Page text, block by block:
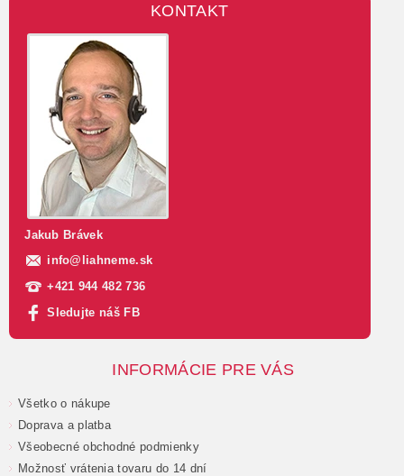
KONTAKT
Jakub Brávek
info@ liahneme.sk
+421 944 482 736
Sledujte náš FB
INFORMÁCIE PRE VÁS
Všetko o nákupe
Doprava a platba
Všeobecné obchodné podmienky
Možnosť vrátenia tovaru do 14 dní